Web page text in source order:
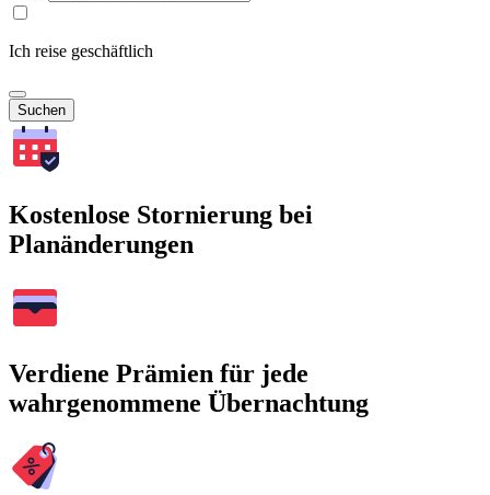
Ich reise geschäftlich
Suchen
Kostenlose Stornierung bei
Planänderungen
Verdiene Prämien für jede
wahrgenommene Übernachtung